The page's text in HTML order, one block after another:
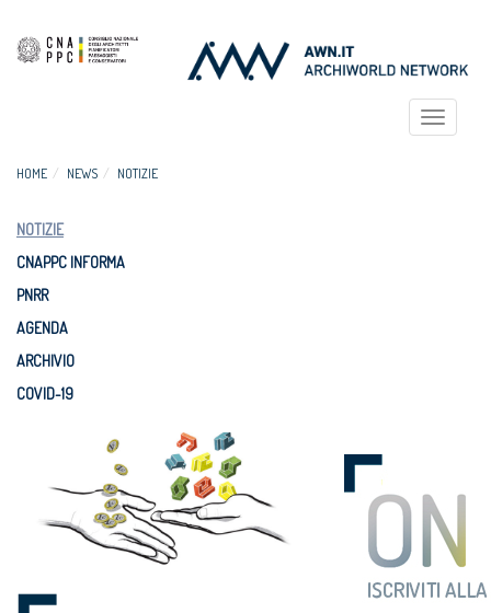
Toggle
HOME NEWS NOTIZIE
NOTIZIE
CNAPPC INFORMA
PNRR
AGENDA
ARCHIVIO
COVID-19